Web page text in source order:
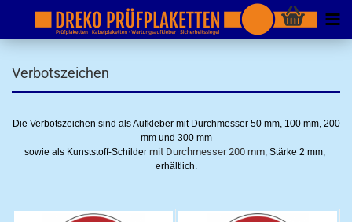
Verbotszeichen
Die Verbotszeichen sind als Aufkleber mit Durchmesser 50 mm, 100 mm, 200
mm und 300 mm
sowie als Kunststoff-Schilder mit Durchmesser 200 mm, Stärke 2 mm,
erhältlich.